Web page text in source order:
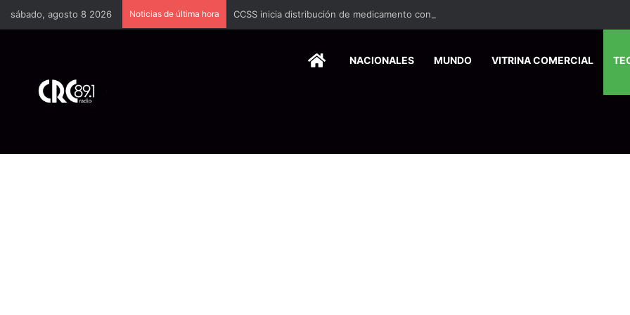
sábado, agosto 8 2026 Noticias de última hora
HOMENACIONALES MUNDO VITRINA COMERCIAL